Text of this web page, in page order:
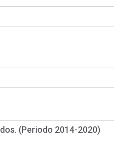
(Periodo 2014-2020)